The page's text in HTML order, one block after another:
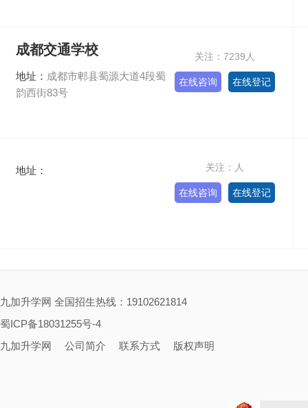
成都交通学校
地址： 成都市郫县蜀源大道4段蜀
韵西街83号
关注：7239人
在线咨询 在线登记
地址： 关注：人
在线咨询 在线登记
九加升学网 全国招生热线：19102621814
蜀ICP备18031255号-4
九加升学网
公司简介 联系方式 版权声明